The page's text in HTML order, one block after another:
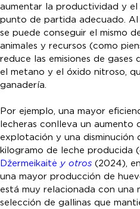
aumentar la productividad y el
punto de partida adecuado.
se puede conseguir el mismo
animales y recursos (como
reduce las emisiones de
el metano y el óxido nitroso,
ganadería.
Por ejemplo, una mayor
lecheras conlleva un aumento
explotación y una
kilogramo de leche producida
Džermeikaitė y otros (2024),
una mayor producción de
está muy relacionada con una
selección de gallinas que